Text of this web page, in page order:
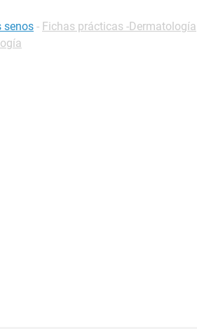
senos - Fichas prácticas -Dermatología